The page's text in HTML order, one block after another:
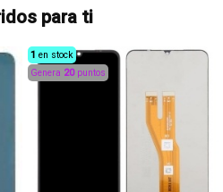
para ti
1 en stock
Genera 20puntos